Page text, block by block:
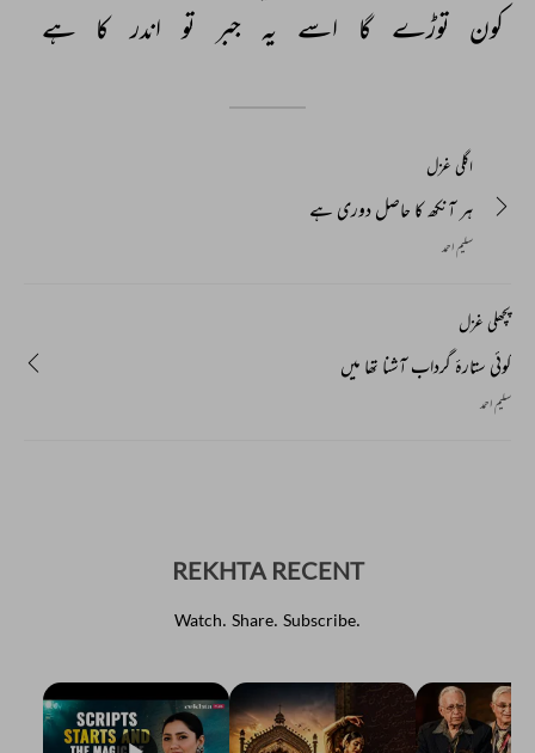
کون توڑے گا اسے یہ جبر تو اندر کا ہے
اگلی غزل
ہر آنکھ کا حاصل دوری ہے
سلیم احمد
پچھلی غزل
کوئی ستارۂ گرداب آشنا تھا میں
سلیم احمد
REKHTA RECENT
Watch. Share. Subscribe.